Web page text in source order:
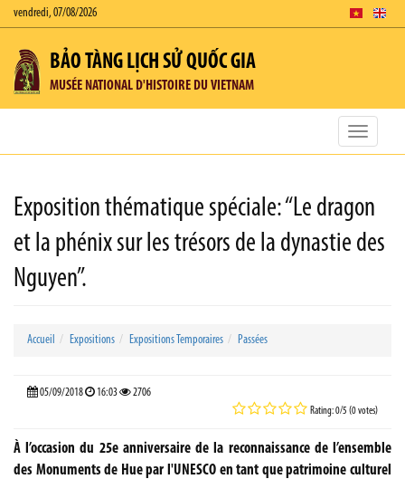
vendredi, 07/08/2026
BẢO TÀNG LỊCH SỬ QUỐC GIA
MUSÉE NATIONAL D'HISTOIRE DU VIETNAM
Toggle
Exposition thématique spéciale: “Le dragon
et la phénix sur les trésors de la dynastie des
Nguyen”.
Accueil Expositions Expositions Temporaires Passées
05/09/2018 16:03 2706
Rating: 0/5 (0 votes)
À l’occasion du 25e anniversaire de la reconnaissance de l’ensemble
des Monuments de Hue par l'UNESCO en tant que patrimoine culturel